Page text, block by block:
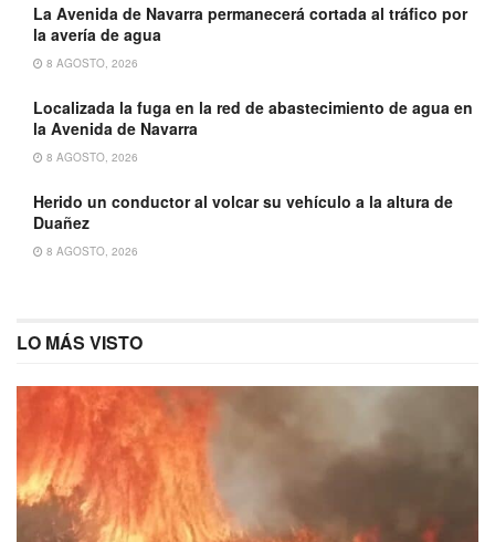
La Avenida de Navarra permanecerá cortada al tráfico por
la avería de agua
8 AGOSTO, 2026
Localizada la fuga en la red de abastecimiento de agua en
la Avenida de Navarra
8 AGOSTO, 2026
Herido un conductor al volcar su vehículo a la altura de
Duañez
8 AGOSTO, 2026
LO MÁS VISTO